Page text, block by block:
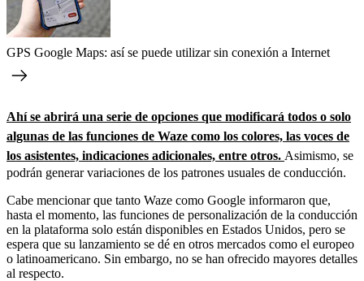
GPS Google Maps: así se puede utilizar sin conexión a Internet
Ahí se abrirá una serie de opciones que modificará todos o solo
algunas de las funciones de Waze como los colores, las voces de
los asistentes, indicaciones adicionales, entre otros. Asimismo, se
podrán generar variaciones de los patrones usuales de conducción.
Cabe mencionar que tanto Waze como Google informaron que,
hasta el momento, las funciones de personalización de la conducción
en la plataforma solo están disponibles en Estados Unidos, pero se
espera que su lanzamiento se dé en otros mercados como el europeo
o latinoamericano. Sin embargo, no se han ofrecido mayores detalles
al respecto.